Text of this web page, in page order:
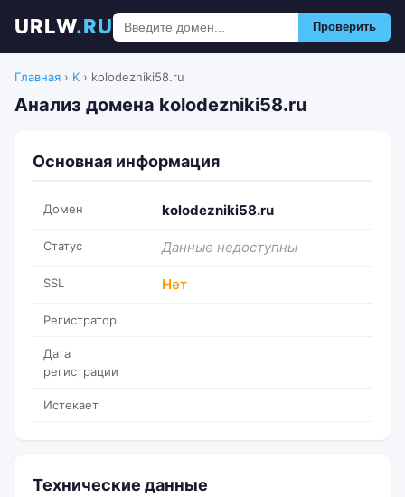
URLW.RU Проверить
Главная › K › kolodezniki58.ru
Анализ домена kolodezniki58.ru
Основная информация
Домен kolodezniki58.ru
Статус Данные недоступны
SSL Нет
Регистратор
Дата
регистрации
Истекает
Технические данные